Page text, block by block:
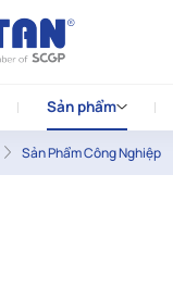
Sản phẩm
Sản Phẩm Công Nghiệp